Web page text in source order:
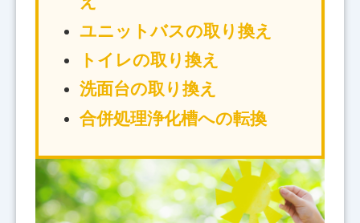
ユニットバスの取り換え
トイレの取り換え
洗面台の取り換え
合併処理浄化槽への転換